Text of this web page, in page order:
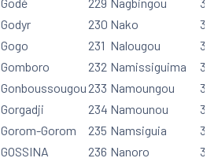
Godyr
Gogo
Gomboro
Gonboussougou
Gorgadji
Gorom-Gorom
GOSSINA
230
231
232
233
234
235
236
Nako
Nalougou
Namissiguima
Namoungou
Namounou
Namsiguia
Nanoro
331